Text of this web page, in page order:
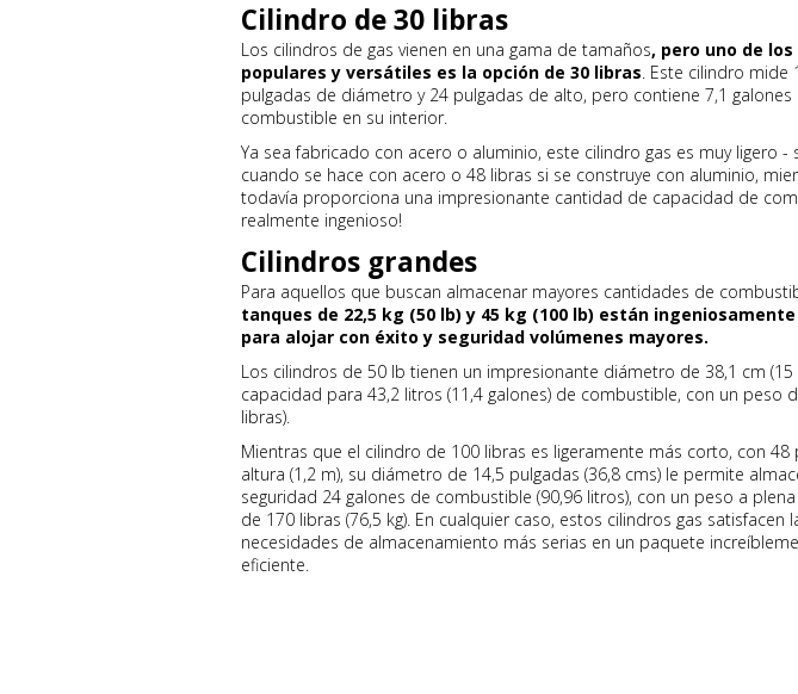
Cilindro de 30 libras
Los cilindros de gas vienen en una gama de tamaños, pero uno de los
populares y versátiles es la opción de 30 libras. Este cilindro mide
pulgadas de diámetro y 24 pulgadas de alto, pero contiene 7,1 galones
combustible en su interior.
Ya sea fabricado con acero o aluminio, este cilindro gas es muy ligero -
cuando se hace con acero o 48 libras si se construye con aluminio,
todavía proporciona una impresionante cantidad de capacidad de
realmente ingenioso!
Cilindros grandes
Para aquellos que buscan almacenar mayores cantidades de
tanques de 22,5 kg (50 lb) y 45 kg (100 lb) están
para alojar con éxito y seguridad volúmenes mayores.
Los cilindros de 50 lb tienen un impresionante diámetro de 38,1 cm (15
capacidad para 43,2 litros (11,4 galones) de combustible, con un peso
libras).
Mientras que el cilindro de 100 libras es ligeramente más corto, con 48
altura (1,2 m), su diámetro de 14,5 pulgadas (36,8 cms) le permite
seguridad 24 galones de combustible (90,96 litros), con un peso a
de 170 libras (76,5 kg). En cualquier caso, estos cilindros gas satisfacen
necesidades de almacenamiento más serias en un paquete
eficiente.